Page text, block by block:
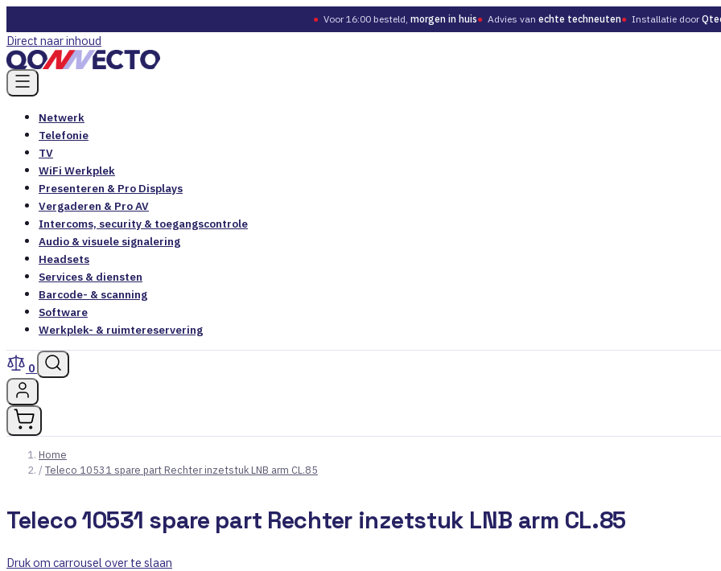
● Voor 16:00 besteld, morgen in huis● Advies van echte techneuten● Installatie door
Direct naar inhoud
Netwerk
Telefonie
TV
WiFi Werkplek
Presenteren & Pro Displays
Vergaderen & Pro AV
Intercoms, security & toegangscontrole
Audio & visuele signalering
Headsets
Services & diensten
Barcode- & scanning
Software
Werkplek- & ruimtereservering
0
Home
/ Teleco 10531 spare part Rechter inzetstuk LNB arm CL.85
Teleco 10531 spare part Rechter inzetstuk LNB arm CL.85
Druk om carrousel over te slaan